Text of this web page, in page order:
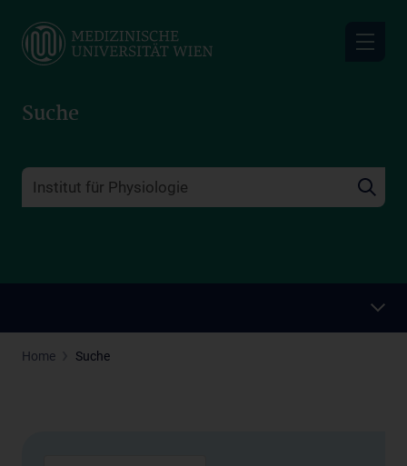
main
Suche
Home Suche